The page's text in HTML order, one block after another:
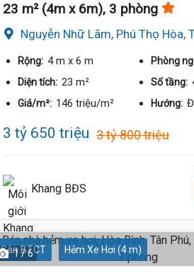
23 m² (4m x 6m), 3 phòng
Nguyễn Nhữ Lãm, Phú Thọ Hòa,
Rộng: 4 m x 6 m Phòng
Diện tích: 23 m² Số tầng:
Giá/m²: 146 triệu/m² Hướng:
3 tỷ 650 triệu 3 tỷ 800 triệu
Khang BĐS
Sàn BTCT Hẻm Xe Hơi (4 m)
1 / 6